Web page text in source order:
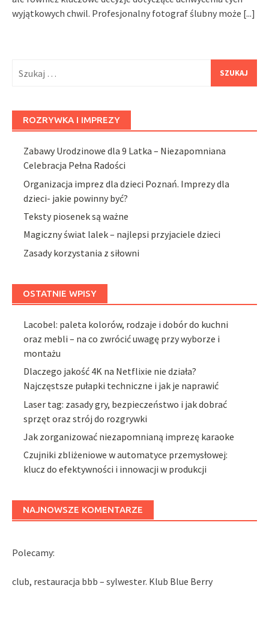
wyjątkowych chwil. Profesjonalny fotograf ślubny może [...]
ROZRYWKA I IMPREZY
Zabawy Urodzinowe dla 9 Latka – Niezapomniana
Celebracja Pełna Radości
Organizacja imprez dla dzieci Poznań. Imprezy dla
dzieci- jakie powinny być?
Teksty piosenek są ważne
Magiczny świat lalek – najlepsi przyjaciele dzieci
Zasady korzystania z siłowni
OSTATNIE WPISY
Lacobel: paleta kolorów, rodzaje i dobór do kuchni
oraz mebli – na co zwrócić uwagę przy wyborze i
montażu
Dlaczego jakość 4K na Netflixie nie działa?
Najczęstsze pułapki techniczne i jak je naprawić
Laser tag: zasady gry, bezpieczeństwo i jak dobrać
sprzęt oraz strój do rozgrywki
Jak zorganizować niezapomnianą imprezę karaoke
Czujniki zbliżeniowe w automatyce przemysłowej:
klucz do efektywności i innowacji w produkcji
NAJNOWSZE KOMENTARZE
Polecamy:
club, restauracja bbb – sylwester. Klub Blue Berry